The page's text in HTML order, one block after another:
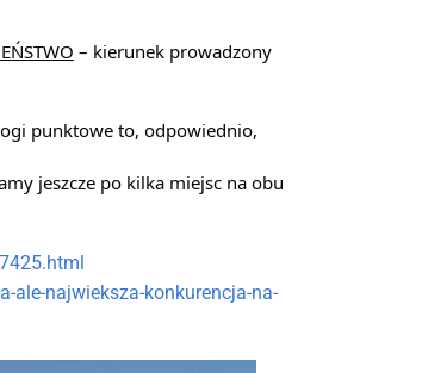
– kierunek prowadzony
punktowe to, odpowiednio,
jeszcze po kilka miejsc na obu
ale-najwieksza-konkurencja-na-